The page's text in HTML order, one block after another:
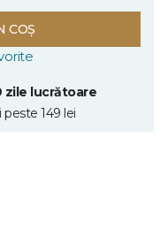
COȘ
zile lucrătoare
149 lei